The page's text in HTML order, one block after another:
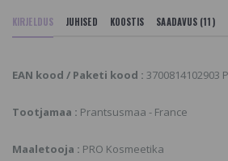
KIRJELDUS JUHISED KOOSTIS SAADAVUS (11)
EAN kood / Paketi kood : 3700814102903
Tootjamaa : Prantsusmaa - France
Maaletooja : PRO Kosmeetika